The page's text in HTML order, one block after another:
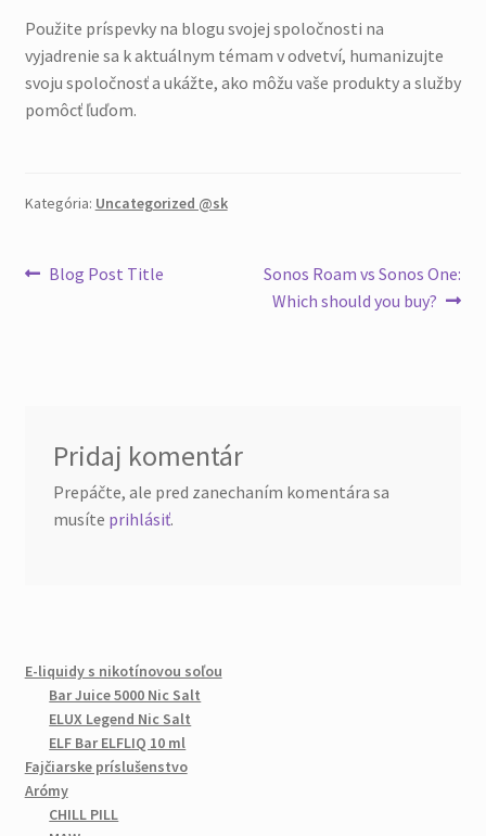
Použite príspevky na blogu svojej spoločnosti na
vyjadrenie sa k aktuálnym témam v odvetví, humanizujte
svoju spoločnosť a ukážte, ako môžu vaše produkty a služby
pomôcť ľuďom.
Kategória: Uncategorized @sk
Blog Post Title
Sonos Roam vs Sonos One:
Which should you buy?
Pridaj komentár
Prepáčte, ale pred zanechaním komentára sa
musíte prihlásiť.
E-liquidy s nikotínovou soľou
Bar Juice 5000 Nic Salt
ELUX Legend Nic Salt
ELF Bar ELFLIQ 10 ml
Fajčiarske príslušenstvo
Arómy
CHILL PILL